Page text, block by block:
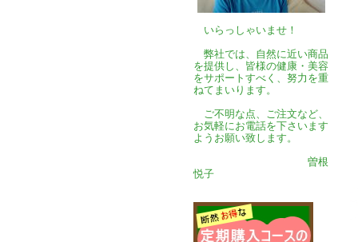
いらっしゃいませ！
弊社では、自然に近い商品
を提供し、皆様の健康・美容
をサポートすべく、努力を重
ねてまいります。
ご不明な点、ご注文など、
お気軽にお電話を下さいます
ようお願い致します。
曽根
悦子